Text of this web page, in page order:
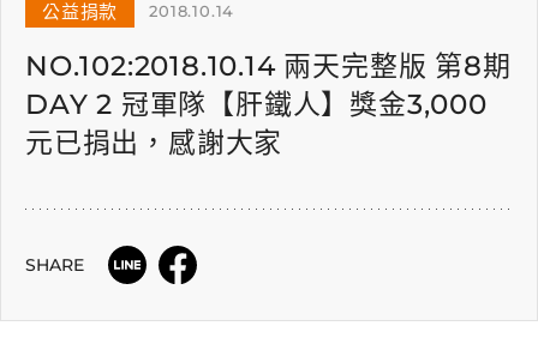
公益捐款 2018.10.14
NO.102:2018.10.14 兩天完整版 第8期
DAY 2 冠軍隊【肝鐵人】獎金3,000
元已捐出，感謝大家
SHARE